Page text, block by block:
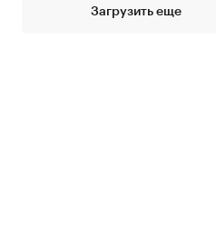
Загрузить еще